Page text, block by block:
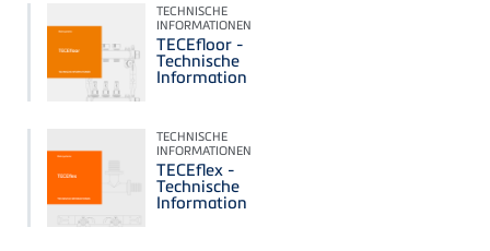
TECHNISCHE
INFORMATIONEN
TECEfloor -
Technische
Information
TECHNISCHE
INFORMATIONEN
TECEflex -
Technische
Information